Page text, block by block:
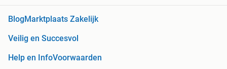
BlogMarktplaats Zakelijk
Veilig en Succesvol
Help en InfoVoorwaarden